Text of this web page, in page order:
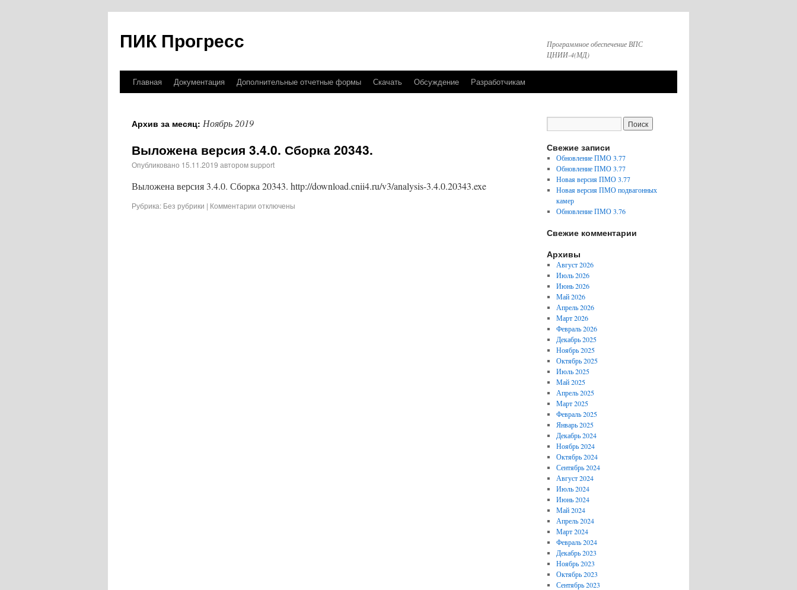
ПИК Прогресс
Программное обеспечение ВПС
ЦНИИ-4(МД)
Главная Документация Дополнительные отчетные формы Скачать Обсуждение Разработчикам
Архив за месяц: Ноябрь 2019
Выложена версия 3.4.0. Сборка 20343.
Опубликовано 15.11.2019 авторомsupport
Выложена версия 3.4.0. Сборка 20343. http://download.cnii4.ru/v3/analysis-3.4.0.20343.exe
Рубрика: Без рубрики | Комментарии отключены
Свежие записи
Обновление ПМО 3.77
Обновление ПМО 3.77
Новая версия ПМО 3.77
Новая версия ПМО подвагонных
камер
Обновление ПМО 3.76
Свежие комментарии
Архивы
Август 2026
Июль 2026
Июнь 2026
Май 2026
Апрель 2026
Март 2026
Февраль 2026
Декабрь 2025
Ноябрь 2025
Октябрь 2025
Июль 2025
Май 2025
Апрель 2025
Март 2025
Февраль 2025
Январь 2025
Декабрь 2024
Ноябрь 2024
Октябрь 2024
Сентябрь 2024
Август 2024
Июль 2024
Июнь 2024
Май 2024
Апрель 2024
Март 2024
Февраль 2024
Декабрь 2023
Ноябрь 2023
Октябрь 2023
Сентябрь 2023